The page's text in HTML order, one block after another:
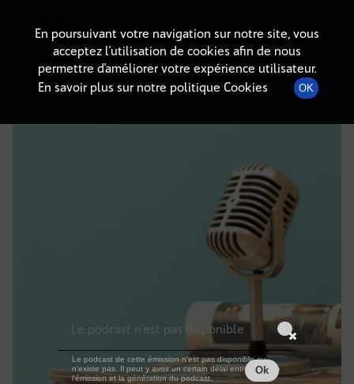
DÉTAILS DE L'ÉMISSION
En poursuivant votre navigation sur notre site, vous
acceptez l’utilisation de cookies afin de nous
permettre d’améliorer votre expérience utilisateur.
En savoir plus sur notre politique Cookies
OK
Le podcast n'est pas disponible
Le podcast de cette émission n'est pas disponible ou
n'existe pas. Il peut y avoir un certain délai entre la fin de
l'émission et la génération du podcast.
Ok